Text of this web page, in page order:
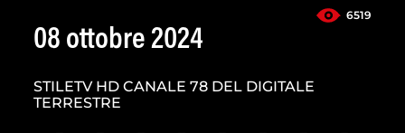
6519
08 ottobre 2024
STILETV HD CANALE 78 DEL DIGITALE
TERRESTRE